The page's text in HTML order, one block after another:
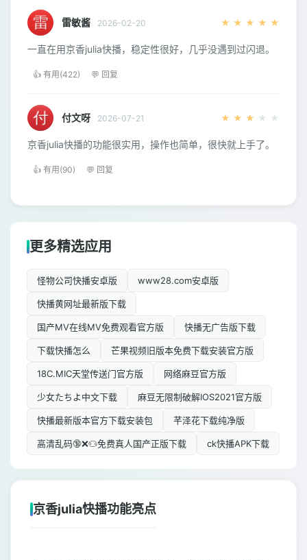
雷敏酱 2026-02-20 ★ ★ ★ ★ ★
一直在用京香julia快播，稳定性很好，几乎没遇到过闪退。
👍 有用(422) 💬 回复
付文呀 2026-07-21 ★ ★ ★ ★ ★
京香julia快播的功能很实用，操作也简单，很快就上手了。
👍 有用(90) 💬 回复
更多精选应用
怪物公司快播安卓版 www28.com安卓版
快播黄网址最新版下载
国产MV在线MV免费观看官方版 快播无广告版下载
下载快播怎么 芒果视频旧版本免费下载安装官方版
18C.MIC天堂传送门官方版 网络麻豆官方版
少女たちよ中文下载 麻豆无限制破解IOS2021官方版
快播最新版本官方下载安装包 芊泽花下载纯净版
高清乱码🔞❌♋免费真人国产正版下载 ck快播APK下载
京香julia快播功能亮点